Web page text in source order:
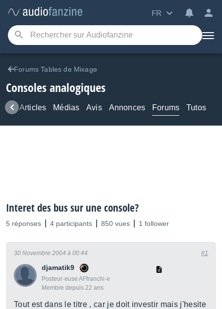
FR
Forums Tables de Mixage
Consoles analogiques
Articles Médias Avis Annonces Forums Tutos
Interet des bus sur une console?
5 réponses 4 participants 850 vues 1 follower
djamatik9
Posteur·euse AFfranchi·e
Membre depuis 22 ans
30 Novembre 2004 à 00:44 #1
Tout est dans le titre , car je doit investir mais j'hesite